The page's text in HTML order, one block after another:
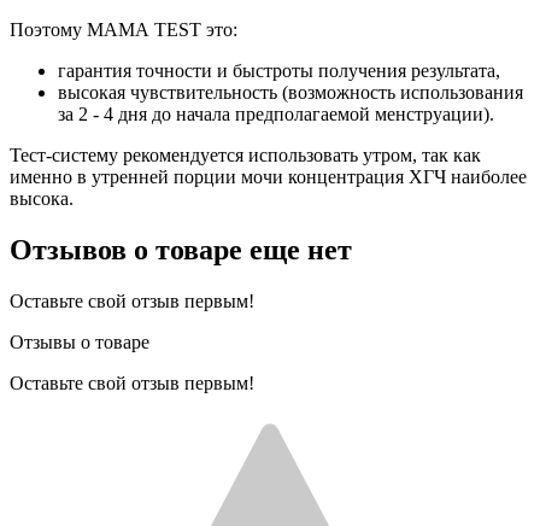
Поэтому МАМА TEST это:
гарантия точности и быстроты получения результата,
высокая чувствительность (возможность использования
за 2 - 4 дня до начала предполагаемой менструации).
Тест-систему рекомендуется использовать утром, так как
именно в утренней порции мочи концентрация ХГЧ наиболее
высока.
Отзывов о товаре еще нет
Оставьте свой отзыв первым!
Отзывы о товаре
Оставьте свой отзыв первым!